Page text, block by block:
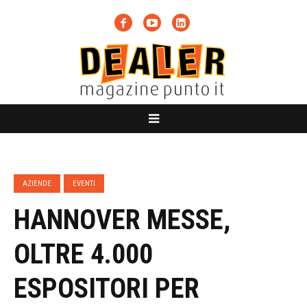
AZIENDE EVENTI
HANNOVER MESSE,
OLTRE 4.000
ESPOSITORI PER